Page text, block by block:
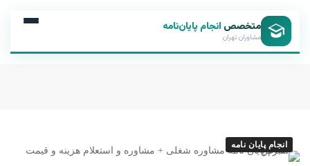
متخصص انجام پایان‌نامه
مشاوران تهران
انجام پایان نامه